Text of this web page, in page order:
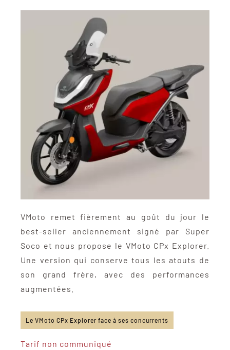
VMoto remet fièrement au goût du jour le
best-seller anciennement signé par Super
Soco et nous propose le VMoto CPx Explorer.
Une version qui conserve tous les atouts de
son grand frère, avec des performances
augmentées.
Le VMoto CPx Explorer face à ses concurrents
Tarif non communiqué